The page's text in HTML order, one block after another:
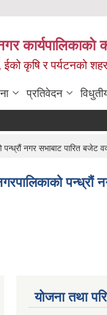
कार्यपालिकाकाे
ईको कृषि र पर्यटनको शहर
प्रतिवेदन
नगर सभाबाट पारित बजेट
पन्ध्रौं
योजना तथा